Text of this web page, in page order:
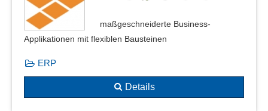
maßgeschneiderte Business-
Applikationen mit flexiblen Bausteinen
ERP
Details